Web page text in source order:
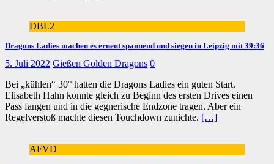
DBL2
Dragons Ladies machen es erneut spannend und siegen in Leipzig mit 39:36
5. Juli 2022 Gießen Golden Dragons 0
Bei „kühlen“ 30° hatten die Dragons Ladies ein guten Start.
Elisabeth Hahn konnte gleich zu Beginn des ersten Drives einen
Pass fangen und in die gegnerische Endzone tragen. Aber ein
Regelverstoß machte diesen Touchdown zunichte. […]
AFVD